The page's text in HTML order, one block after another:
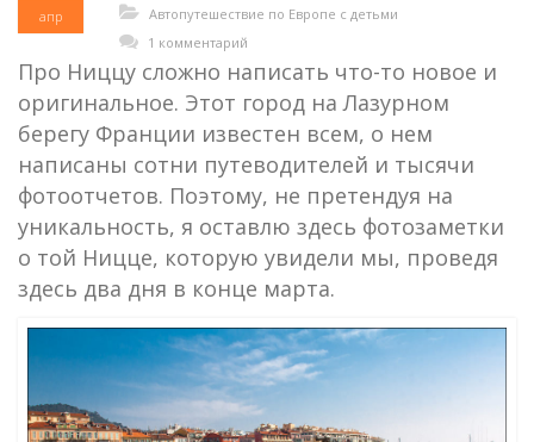
апр
Автопутешествие по Европе с детьми
1 комментарий
Про Ниццу сложно написать что-то новое и
оригинальное. Этот город на Лазурном
берегу Франции известен всем, о нем
написаны сотни путеводителей и тысячи
фотоотчетов. Поэтому, не претендуя на
уникальность, я оставлю здесь фотозаметки
о той Ницце, которую увидели мы, проведя
здесь два дня в конце марта.